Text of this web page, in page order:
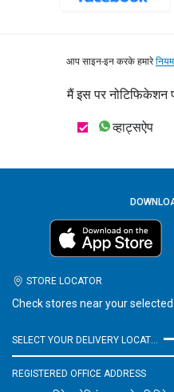
आप साइन-इन करके हमारे
मैं इस पर नोटिफिकेशन
व्हाट्सऐप
STORE LOCATOR
Check stores near your
SELECT YOUR DELIVERY LOCATION
REGISTERED OFFICE ADDRESS